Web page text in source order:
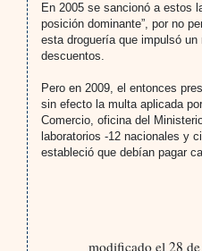
En 2005 se sancionó a estos
posición dominante”, por no
esta droguería que impulsó
descuentos.
Pero en 2009, el entonces
sin efecto la multa aplicada
Comercio, oficina del
laboratorios -12 nacionales y
estableció que debían pagar
modificado el 28